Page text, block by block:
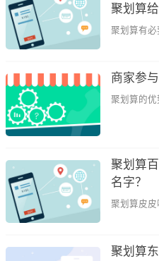
聚划算
聚划算有必
商家参
聚划算的优
聚划算
名字？
聚划算皮皮
聚划算